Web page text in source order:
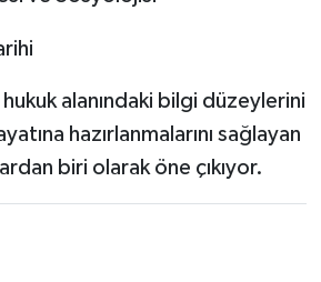
alanındaki bilgi düzeylerini
hazırlanmalarını sağlayan
biri olarak öne çıkıyor.